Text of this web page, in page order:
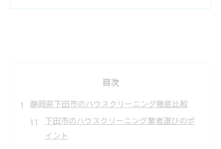
目次
静岡県下田市のハウスクリーニング徹底比較
下田市のハウスクリーニング業者選びのポ
イント